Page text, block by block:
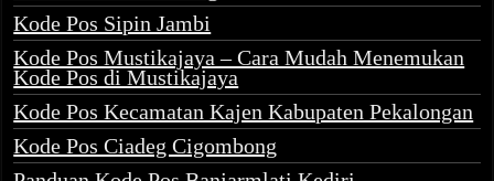
Kode Pos Sipin Jambi
Kode Pos Mustikajaya – Cara Mudah Menemukan
Kode Pos di Mustikajaya
Kode Pos Kecamatan Kajen Kabupaten Pekalongan
Kode Pos Ciadeg Cigombong